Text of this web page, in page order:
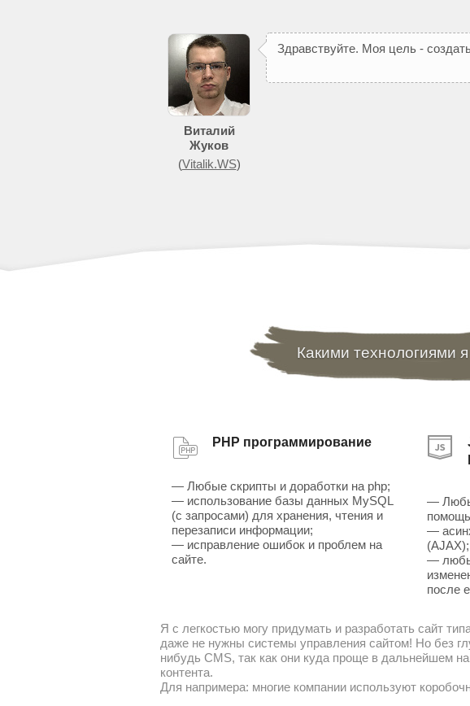
Виталий
Жуков
(Vitalik.WS)
Здравствуйте. Моя цель - создат
Какими технологиями
PHP программирование
— Любые скрипты и доработки на php;
— использование базы данных MySQL
(с запросами) для хранения, чтения и
перезаписи информации;
— исправление ошибок и проблем на
сайте.
—
—
(AJAX);
—
после
Я с легкостью могу придумать и разработать сайт
даже не нужны системы управления сайтом! Но без
нибудь CMS, так как они куда проще в дальнейшем
контента.
Для напримера: многие компании используют